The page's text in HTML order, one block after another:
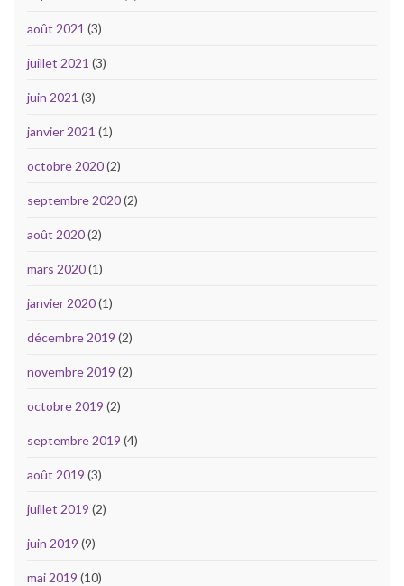
août 2021 (3)
juillet 2021 (3)
juin 2021 (3)
janvier 2021 (1)
octobre 2020(2)
septembre 2020(2)
août 2020(2)
mars 2020(1)
janvier 2020(1)
décembre 2019 (2)
novembre 2019 (2)
octobre 2019 (2)
septembre 2019 (4)
août 2019 (3)
juillet 2019 (2)
juin 2019 (9)
mai 2019 (10)